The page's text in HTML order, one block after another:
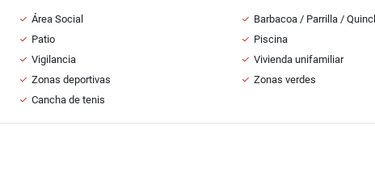
Área Social Barbacoa / Parrilla /
Patio Piscina
Vigilancia Vivienda unifamiliar
Zonas deportivas Zonas verdes
Cancha de tenis